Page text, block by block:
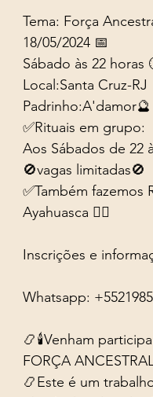
Tema: Força
18/05/2024 📅
Sábado às 22 horas
Local:Santa Cruz-RJ
Padrinho:A'damor🔮
✅Rituais em grupo:
Aos Sábados de 22
🚫vagas limitadas🚫
✅Também fazemos
Ayahuasca 👈🏻
Inscrições e
Whatsapp:
📿🕯️Venham
FORÇA
📿Este é um